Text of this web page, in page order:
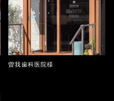
曽我歯科医院様